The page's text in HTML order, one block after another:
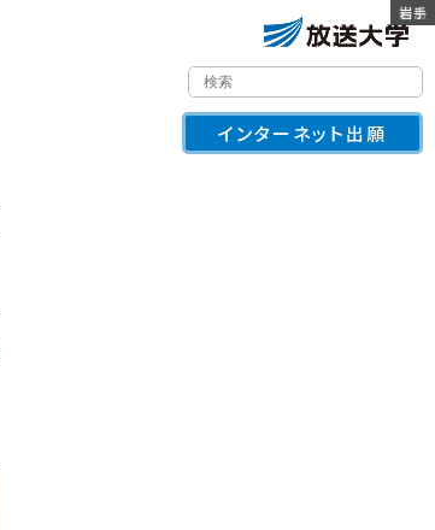
インターネット出願
福井
鳥取
奈良
群馬
宮城
広島
鳥取
奈良
山梨
福井
福島
岩手